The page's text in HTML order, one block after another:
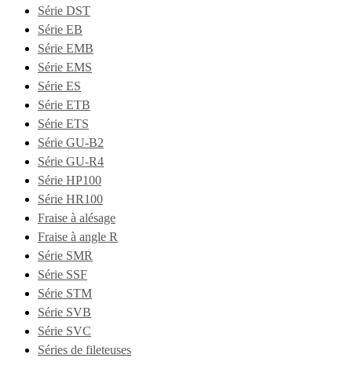
Série DST
Série EB
Série EMB
Série EMS
Série ES
Série ETB
Série ETS
Série GU-B2
Série GU-R4
Série HP100
Série HR100
Fraise à alésage
Fraise à angle R
Série SMR
Série SSF
Série STM
Série SVB
Série SVC
Séries de fileteuses